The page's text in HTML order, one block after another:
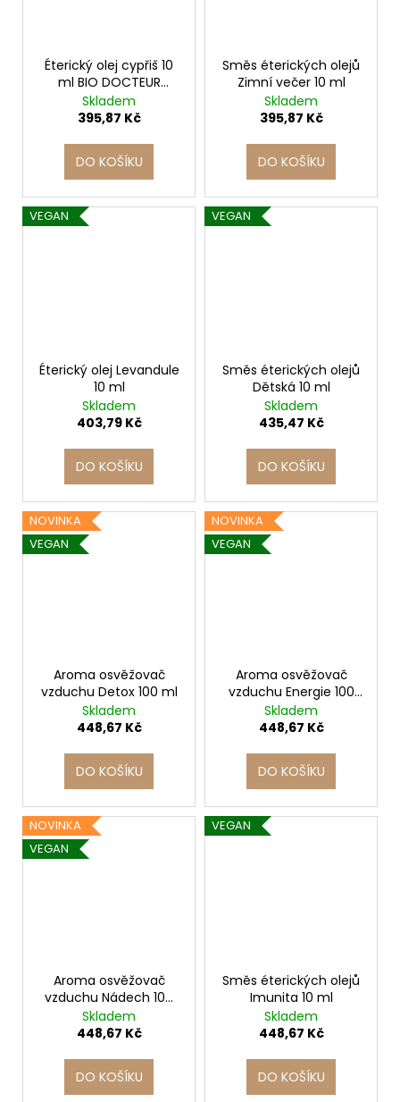
Éterický olej cypřiš 10
ml BIO DOCTEUR
VALNET
Skladem
395,87 Kč
DO KOŠÍKU
Směs éterických olejů
Zimní večer 10 ml
Skladem
395,87 Kč
DO KOŠÍKU
VEGAN
Éterický olej Levandule
10 ml
Skladem
403,79 Kč
DO KOŠÍKU
VEGAN
Směs éterických olejů
Dětská 10 ml
Skladem
435,47 Kč
DO KOŠÍKU
NOVINKA
VEGAN
Aroma osvěžovač
vzduchu Detox 100 ml
Skladem
448,67 Kč
DO KOŠÍKU
NOVINKA
VEGAN
Aroma osvěžovač
vzduchu Energie 100
ml
Skladem
448,67 Kč
DO KOŠÍKU
NOVINKA
VEGAN
Aroma osvěžovač
vzduchu Nádech 100
ml
Skladem
448,67 Kč
DO KOŠÍKU
VEGAN
Směs éterických olejů
Imunita 10 ml
Skladem
448,67 Kč
DO KOŠÍKU